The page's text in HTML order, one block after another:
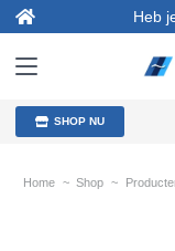
Heb
SHOP NU
Home ~ Shop ~